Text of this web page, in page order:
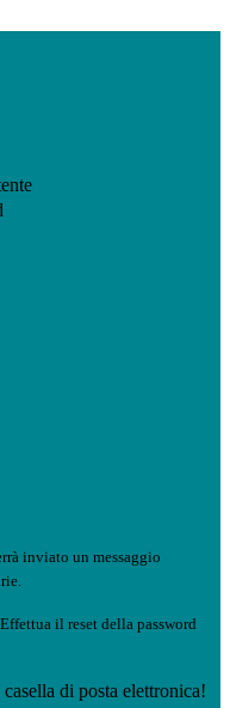
inviato un messaggio
il reset della password
di posta elettronica!